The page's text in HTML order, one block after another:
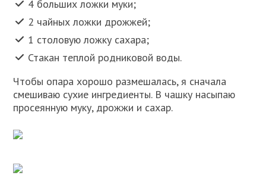
4 больших ложки муки;
2 чайных ложки дрожжей;
1 столовую ложку сахара;
Стакан теплой родниковой воды.
Чтобы опара хорошо размешалась, я сначала
смешиваю сухие ингредиенты. В чашку насыпаю
просеянную муку, дрожжи и сахар.